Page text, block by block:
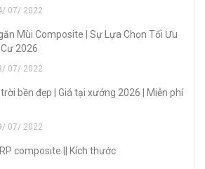
07/ 2022
Mùi Composite | Sự Lựa Chọn Tối Ưu
2026
07/ 2022
bền đẹp | Giá tại xưởng 2026 | Miễn phí
07/ 2022
composite || Kích thước